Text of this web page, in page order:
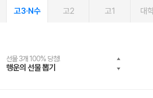
고3·N수 고2 고1 대
선물 3개 100% 당첨!
행운의 선물 뽑기
선물 100% 증정!
메가스터디 X 올리브
여름방학 스터디 캐시백
메가런 썸머스쿨
2027 러셀 단과
강사 공개선발
스마트러닝앱
설문 EVENT
메가패스
3일 무료 체험권
메가패스 수강생 무료혜택!
메가클럽 멤버십
사회공헌 캠페인
희망이룸 메가나눔